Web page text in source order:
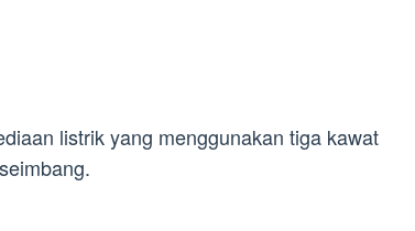
listrik yang menggunakan tiga kawat